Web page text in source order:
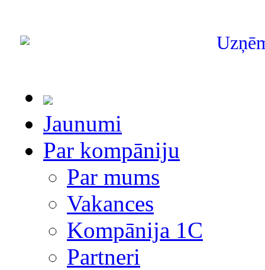
Jaunumi
Par kompāniju
Par mums
Vakances
Kompānija 1С
Partneri